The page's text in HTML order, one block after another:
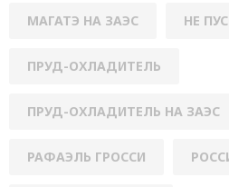
МАГАТЭ НА ЗАЭС НЕ
ПРУД-ОХЛАДИТЕЛЬ
ПРУД-ОХЛАДИТЕЛЬ НА ЗАЭС
РАФАЭЛЬ ГРОССИ